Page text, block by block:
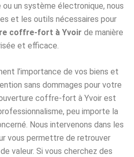
ou un système électronique, nous
et les outils nécessaires pour
coffre-fort à Yvoir de manière
et efficace.
l’importance de vos biens et
sans dommages pour votre
coffre-fort à Yvoir est
peu importe la
Nous intervenons dans les
vous permettre de retrouver
valeur. Si vous cherchez des